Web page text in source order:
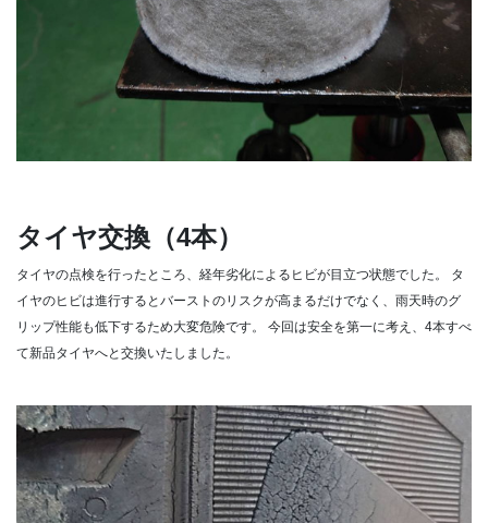
タイヤ交換（4本）
タイヤの点検を行ったところ、経年劣化によるヒビが目立つ状態でした。
タ
イヤのヒビは進行するとバーストのリスクが高まるだけでなく、雨天時のグ
リップ性能も低下するため大変危険です。
今回は安全を第一に考え、4本すべ
て新品タイヤへと交換いたしました。